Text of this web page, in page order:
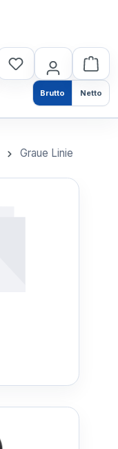
Brutto Netto
Graue Linie